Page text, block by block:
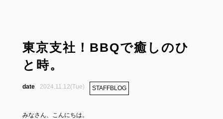
東京支社！BBQで癒しのひ
と時。
2024.11.12(Tue) STAFFBLOG
みなさん、こんにちは。